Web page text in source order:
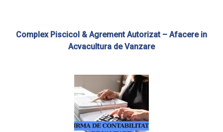
Complex Piscicol & Agrement Autorizat – Afacere in
Acvacultura de Vanzare